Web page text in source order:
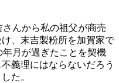
んから私の祖父が商売
、末吉製粉所を加賀家で
月が過ぎたことを契機
義理にはならないだろう
た。